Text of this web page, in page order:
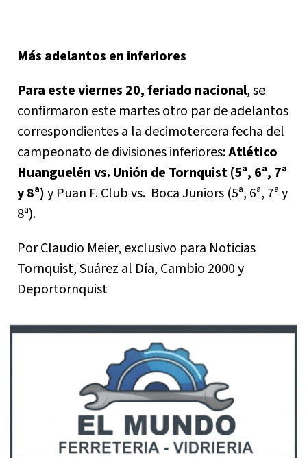
Más adelantos en inferiores
Para este viernes 20, feriado nacional, se
confirmaron este martes otro par de adelantos
correspondientes a la decimotercera fecha del
campeonato de divisiones inferiores:Atlético
Huanguelén vs. Unión de Tornquist (5ª, 6ª, 7ª
y 8ª)y Puan F. Club vs. Boca Juniors (5ª, 6ª, 7ª y
8ª).
Por Claudio Meier, exclusivo para Noticias
Tornquist, Suárez al Día, Cambio 2000 y
Deportornquist